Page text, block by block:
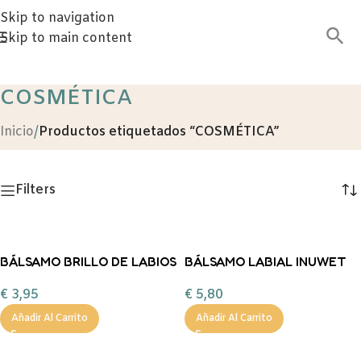
Skip to navigation
Skip to main content
COSMÉTICA
Inicio/Productos etiquetados “COSMÉTICA”
Filters
BÁLSAMO BRILLO DE LABIOS
€ 3,95
Añadir Al Carrito
BÁLSAMO LABIAL INUWET
€ 5,80
Añadir Al Carrito